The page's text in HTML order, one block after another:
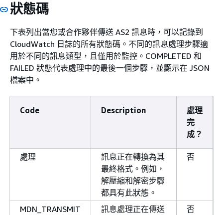
狀態碼
下表列出當您或合作夥伴傳送 AS2 訊息時，可以記錄到
CloudWatch 日誌的所有狀態碼。不同的訊息處理步驟適
用於不同的訊息類型，且僅用於監控。COMPLETED 和
FAILED 狀態代表處理中的最後一個步驟，並顯示在 JSON
檔案中。
Code Description
處理
完
成？
處理
訊息正在轉換為其
最終格式。例如，
解壓縮和解密步驟
都具有此狀態。
否
MDN_TRANSMIT
訊息處理正在傳送
否